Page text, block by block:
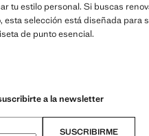
tu estilo personal. Si buscas
selección está diseñada para
de punto esencial.
a la newsletter
SUSCRIBIRME